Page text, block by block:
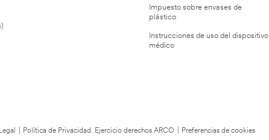
Impuesto sobre envases de
plástico
Instrucciones de uso del dispositivo
médico
Política de Privacidad. Ejercicio derechos ARCO
Preferencias de cookies